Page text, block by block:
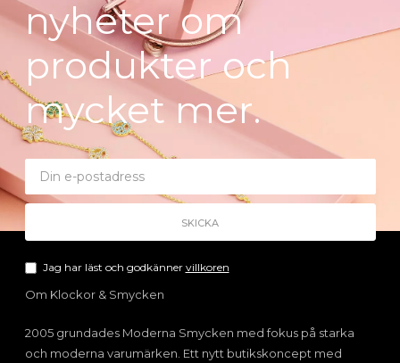
nyheter om
produkter och
mycket mer.
Jag har läst och godkänner villkoren
Om Klockor & Smycken
2005 grundades Moderna Smycken med fokus på starka
och moderna varumärken. Ett nytt butikskoncept med